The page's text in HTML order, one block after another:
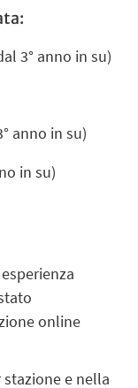
3° anno in su)
anno in su)
in su)
online
e nella